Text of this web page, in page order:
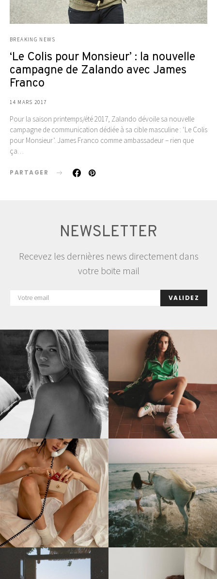
BREAKING NEWS
‘Le Colis pour Monsieur’ : la nouvelle
campagne de Zalando avec James
Franco
14 MARS 2017
Pour la saison printemps/été 2017, Zalando dévoile sa nouvelle
campagne de communication dédiée à sa cible masculine : ‘Le Colis
pour Monsieur’. James Franco comme ambassadeur – rien que
ça…
PARTAGER
NEWSLETTER
Recevez les dernières news directement dans
votre boite mail
VALIDEZ